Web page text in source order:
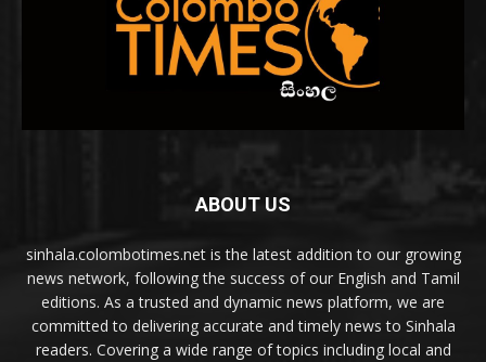
ABOUT US
sinhala.colombotimes.net is the latest addition to our growing
news network, following the success of our English and Tamil
editions. As a trusted and dynamic news platform, we are
committed to delivering accurate and timely news to Sinhala
readers. Covering a wide range of topics including local and